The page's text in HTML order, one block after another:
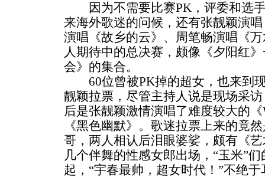
因为不需要比赛PK，评委和选手
来海外歌迷的问候，还有张靓颖演
演唱《故乡的云》、周笔畅演唱《
人期待中的总决赛，颇像《夕阳红
会》的集合。
60位曾被PK掉的超女，也来到
靓颖拉票，尽管主持人说是现场采
后是张靓颖激情演唱了难度较大的
《黑色幽默》。歌迷拉票上来的竟
哥，两人相认后泪眼婆娑，颇有《
几个伴舞的性感女郎出场，“玉米”
起，“宇春最帅，超女时代！”不绝